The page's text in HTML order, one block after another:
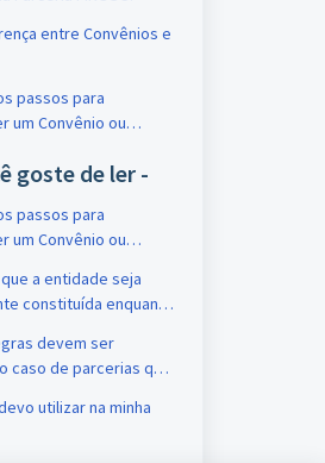
entre Convênios e
passos para
um Convênio ou
goste de ler -
passos para
um Convênio ou
a entidade seja
constituída enquanto
previstas na Lei
99 ou
religiosas.
devem ser
caso de parcerias que
utilizar na minha